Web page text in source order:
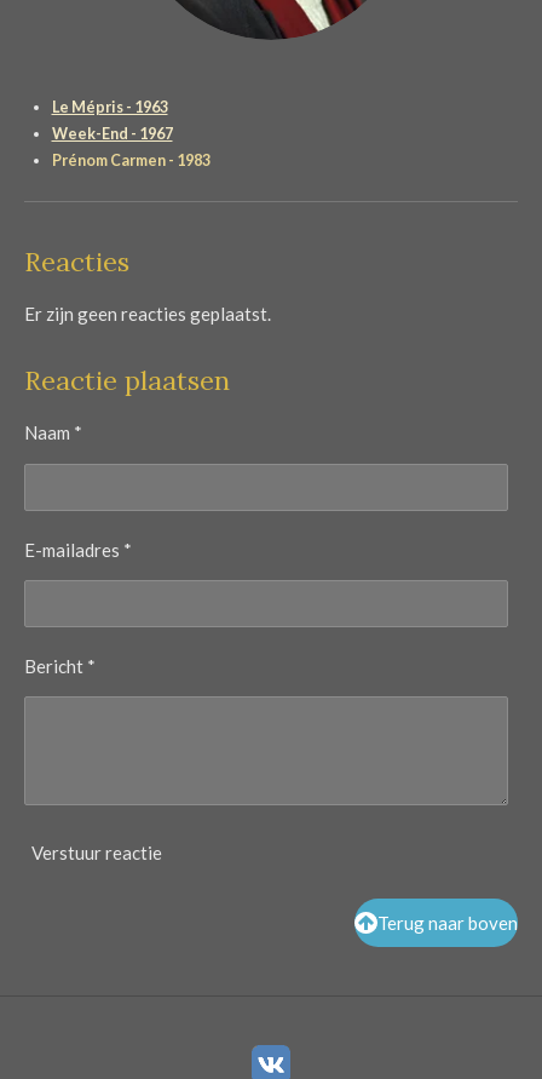
Le Mépris - 1963
Week-End - 1967
Prénom Carmen - 1983
Reacties
Er zijn geen reacties geplaatst.
Reactie plaatsen
Naam *
E-mailadres *
Bericht *
Verstuur reactie
Terug naar boven